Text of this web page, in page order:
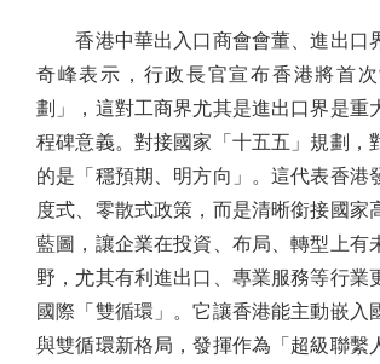
香港中華出入口商會會董、進出口
奇峰表示，行政長官宣布香港將首
劃」，這對工商界尤其是進出口界是重
程碑意義。對接國家「十五五」規劃，
的是「穩預期、明方向」。這代表香港
度式、零散式政策，而是清晰銜接國家
藍圖，讓企業在投資、布局、轉型上有
野，尤其有利進出口、專業服務等行業
國際「雙循環」。它讓香港能主動嵌入
與雙循環新格局，發揮作為「超級聯繫